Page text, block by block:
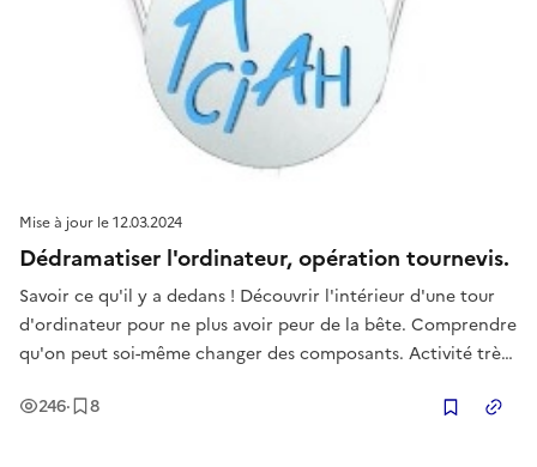
Mise à jour le12.03.2024
Dédramatiser l'ordinateur, opération tournevis.
Savoir ce qu'il y a dedans ! Découvrir l'intérieur d'une tour
d'ordinateur pour ne plus avoir peur de la bête. Comprendre
qu'on peut soi-même changer des composants. Activité très
246Vues
· 8Enregistrement